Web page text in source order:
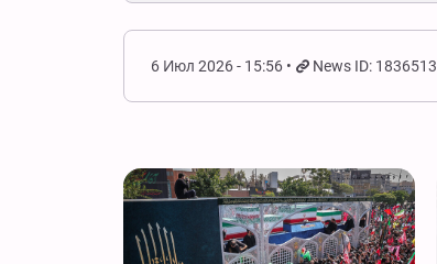
6 Июл 2026 - 15:56 News ID: 1836513